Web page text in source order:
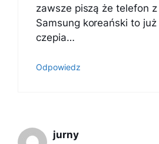
zawsze piszą że telefon
Samsung koreański to
czepia…
Odpowiedz
jurny